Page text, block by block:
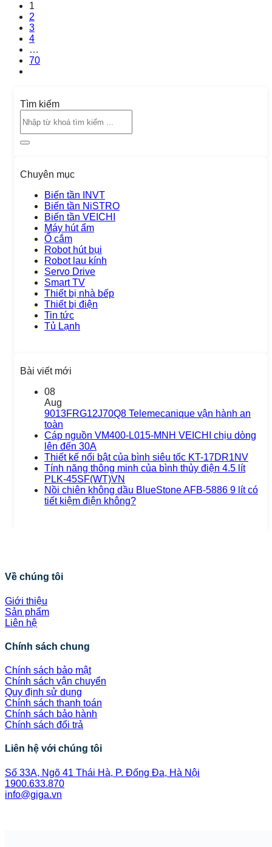
1
2
3
4
…
70
Tìm kiếm
Chuyên mục
Biến tần INVT
Biến tần NiSTRO
Biến tần VEICHI
Máy hút ẩm
Ổ cắm
Robot hút bụi
Robot lau kính
Servo Drive
Smart TV
Thiết bị nhà bếp
Thiết bị điện
Tin tức
Tủ Lạnh
Bài viết mới
08
Aug
9013FRG12J70Q8 Telemecanique vận hành an
toàn
Cáp nguồn VM400-L015-MNH VEICHI chịu dòng
lên đến 30A
Thiết kế nổi bật của bình siêu tốc KT-17DR1NV
Tính năng thông minh của bình thủy điện 4.5 lít
PLK-45SF(WT)VN
Nồi chiên không dầu BlueStone AFB-5886 9 lít có
tiết kiệm điện không?
Về chúng tôi
Giới thiệu
Sản phẩm
Liên hệ
Chính sách chung
Chính sách bảo mật
Chính sách vận chuyển
Quy định sử dụng
Chính sách thanh toán
Chính sách bảo hành
Chính sách đổi trả
Liên hệ với chúng tôi
Số 33A, Ngõ 41 Thái Hà, P. Đống Đa, Hà Nội
1900.633.870
info@giga.vn